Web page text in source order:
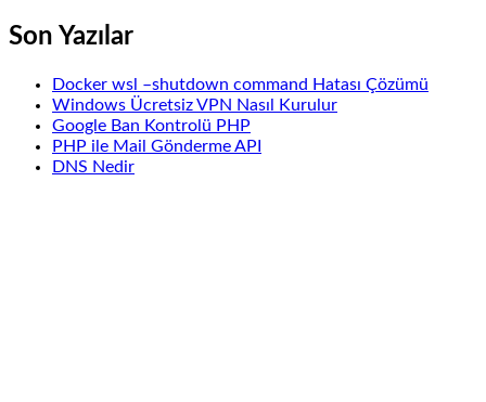
Son Yazılar
Docker wsl –shutdown command Hatası Çözümü
Windows Ücretsiz VPN Nasıl Kurulur
Google Ban Kontrolü PHP
PHP ile Mail Gönderme API
DNS Nedir